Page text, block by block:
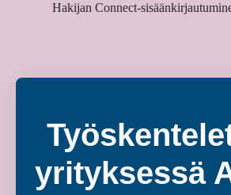
Hakijan Connect-
yrityksessä